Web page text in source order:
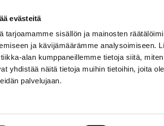
evästeitä
tarjoamamme sisällön ja mainosten
ja kävijämäärämme analysoimiseen.
alan kumppaneillemme tietoja siitä,
yhdistää näitä tietoja muihin tietoihin, joita
palvelujaan.